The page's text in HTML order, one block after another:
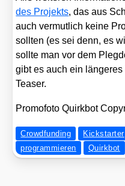
des Pro­jekts, das aus
auch ver­mut­lich kei­ne
soll­ten (es sei denn, es
soll­te man vor dem
gibt es auch ein
Teaser.
Pro­mo­fo­to Quirk­bot
Crowdfunding Kickstarter
programmieren
Quirkbot